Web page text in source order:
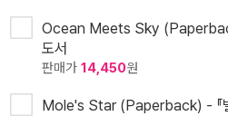
Ocean Meets Sky
도서
판매가 14,450원
Mole's Star (Paperback) - 『별